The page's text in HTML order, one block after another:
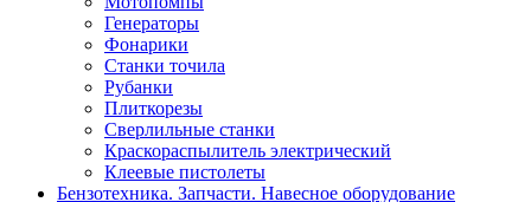
Генераторы
Фонарики
Станки точила
Рубанки
Плиткорезы
Сверлильные станки
Краскораспылитель электрический
Клеевые пистолеты
Бензотехника. Запчасти. Навесное оборудование